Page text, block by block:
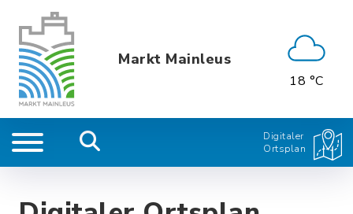
Markt Mainleus
18 °C
Digitaler
Ortsplan